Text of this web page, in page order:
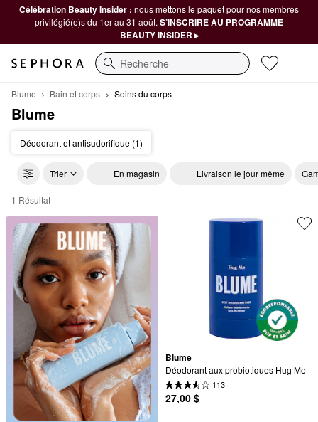
Célébration Beauty Insider : nous mettons le paquet pour nos membres
privilégié(e)s du 1er au 31 août. S’INSCRIRE AU PROGRAMME
BEAUTY INSIDER ▸
Recherche
Blume Bain et corps Soins du corps
Blume
Déodorant et antisudorifique (1)
Trier En magasin Livraison le jour même
Blume Soins du corps
1 Résultat
Blume
Déodorant aux probiotiques Hug Me
113
27,00 $